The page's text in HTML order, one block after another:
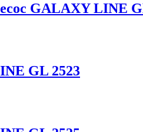
GALAXY LINE
GL 2523